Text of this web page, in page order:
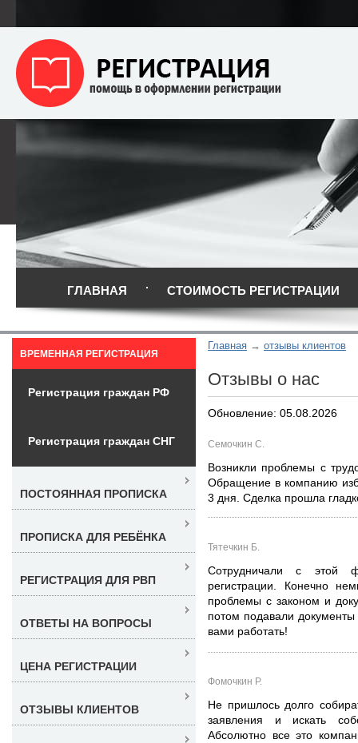
ГЛАВНАЯ СТОИМОСТЬ РЕГИСТРАЦИИ
Главная отзывы клиентов
Отзывы о нас
Обновление: 05.08.2026
Семочкин С.
Возникли проблемы с
Обращение в компанию
3 дня. Сделка прошла
Тятечкин Б.
Сотрудничали с этой
регистрации. Конечно
проблемы с законом и
потом подавали
вами работать!
Фомочкин Р.
Не пришлось долго
заявления и искать
Абсолютно все это
ВРЕМЕННАЯ РЕГИСТРАЦИЯ
Регистрация граждан РФ
Регистрация граждан СНГ
ПОСТОЯННАЯ ПРОПИСКА
ПРОПИСКА ДЛЯ РЕБЁНКА
РЕГИСТРАЦИЯ ДЛЯ РВП
ОТВЕТЫ НА ВОПРОСЫ
ЦЕНА РЕГИСТРАЦИИ
ОТЗЫВЫ КЛИЕНТОВ